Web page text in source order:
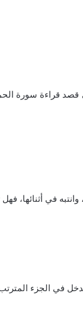
قصد قراءة سورة
في الجزء